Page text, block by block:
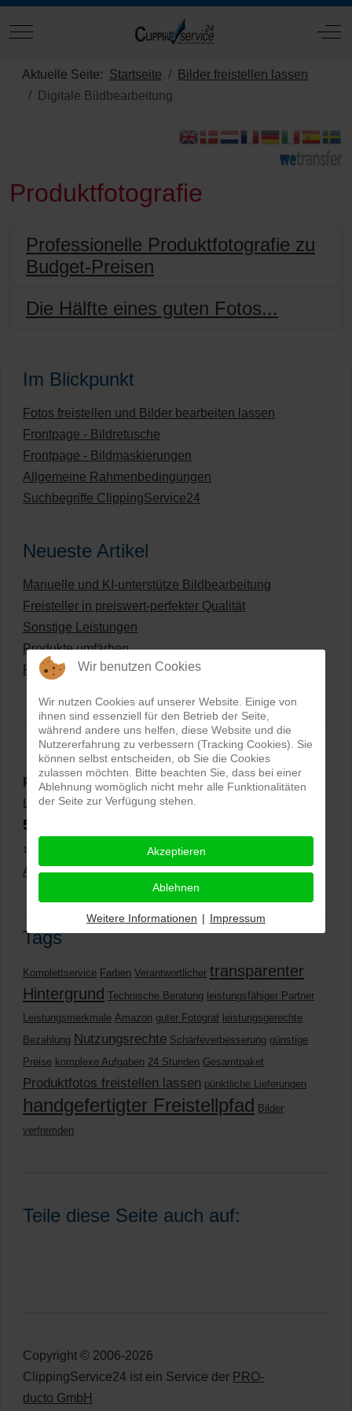
Mobile Menu Toggle Off-
Aktuelle Seite: Startseite
Bilder freistellen lassen
Digitale Bildbearbeitung
Produktfotografie
Professionelle Produktfotografie zu
Budget-Preisen
Die Hälfte eines guten Fotos...
Im Blickpunkt
Fotos freistellen und Bilder bearbeiten lassen
Frontpage - Bildretusche
Frontpage - Bildmaskierungen
Allgemeine Rahmenbedingungen
Suchbegriffe ClippingService24
Neueste Artikel
Manuelle und KI-unterstütze Bildbearbeitung
Freisteller in preiswert-perfekter Qualität
Sonstige Leistungen
Produkte umfärben
Preisliste für digitale Bildbearbeitung
PRO-ducto GmbH, Fotografie und Bildbearbeitung in
Lichtenau
5,0
11.01.2026)
Alle Rezensionen ansehen|Bewertung abgeben
Tags
Komplettservice Farben Verantwortlicher transparenter
Hintergrund Technische Beratung leistungsfähiger Partner
Leistungsmerkmale Amazon guter Fotograf leistungsgerechte
Bezahlung Nutzungsrechte Schärfeverbesserung günstige
Preise komplexe Aufgaben 24 Stunden Gesamtpaket
Produktfotos freistellen lassen pünktliche Lieferungen
handgefertigter Freistellpfad Bilder
verfremden
Teile diese Seite auch auf:
Copyright © 2006-2026
ClippingService24 ist ein Service der PRO-
ducto GmbH
Wir benutzen Cookies
Wir nutzen Cookies auf unserer Website. Einige von
ihnen sind essenziell für den Betrieb der Seite,
während andere uns helfen, diese Website und die
Nutzererfahrung zu verbessern (Tracking Cookies). Sie
können selbst entscheiden, ob Sie die Cookies
zulassen möchten. Bitte beachten Sie, dass bei einer
Ablehnung womöglich nicht mehr alle Funktionalitäten
der Seite zur Verfügung stehen.
Akzeptieren
Ablehnen
Weitere Informationen | Impressum